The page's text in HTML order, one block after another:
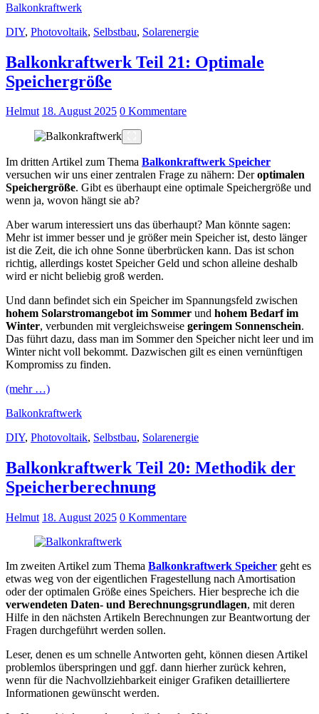
Balkonkraftwerk
DIY, Photovoltaik, Selbstbau, Solarenergie
Balkonkraftwerk Teil 21: Optimale
Speichergröße
Helmut 18. August 2025 0 Kommentare
Im dritten Artikel zum Thema Balkonkraftwerk Speicher
versuchen wir uns einer zentralen Frage zu nähern: Deroptimalen
Speichergröße. Gibt es überhaupt eine optimale Speichergröße und
wenn ja, wovon hängt sie ab?
Aber warum interessiert uns das überhaupt? Man könnte sagen:
Mehr ist immer besser und je größer mein Speicher ist, desto länger
ist die Zeit, die ich ohne Sonne überbrücken kann. Das ist schon
richtig, allerdings kostet Speicher Geld und schon alleine deshalb
wird er nicht beliebig groß werden.
Und dann befindet sich ein Speicher im Spannungsfeld zwischen
hohem Solarstromangebot im Sommer und hohem Bedarf im
Winter, verbunden mit vergleichsweise geringem Sonnenschein.
Das führt dazu, dass man im Sommer den Speicher nicht leer und im
Winter nicht voll bekommt. Dazwischen gilt es einen vernünftigen
Kompromiss zu finden.
(mehr …)
Balkonkraftwerk
DIY, Photovoltaik, Selbstbau, Solarenergie
Balkonkraftwerk Teil 20: Methodik der
Speicherberechnung
Helmut 18. August 2025 0 Kommentare
Im zweiten Artikel zum Thema Balkonkraftwerk Speicher geht es
etwas weg von der eigentlichen Fragestellung nach Amortisation
oder der optimalen Größe eines Speichers. Hier bespreche ich die
verwendeten Daten- und Berechnungsgrundlagen, mit deren
Hilfe in den nächsten Artikeln Berechnungen zur Beantwortung der
Fragen durchgeführt werden sollen.
Leser, denen es um schnelle Antworten geht, können diesen Artikel
problemlos überspringen und ggf. dann hierher zurück kehren,
wenn für die Nachvollziehbarkeit einiger Grafiken detailliertere
Informationen gewünscht werden.